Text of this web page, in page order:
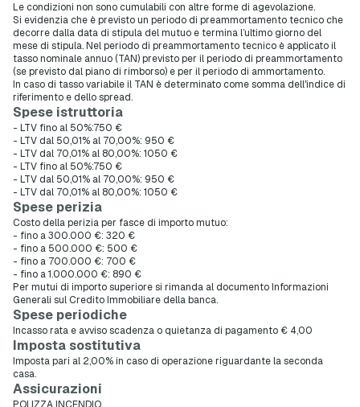
Le condizioni non sono cumulabili con altre forme di agevolazione.
Si evidenzia che è previsto un periodo di preammortamento tecnico che
decorre dalla data di stipula del mutuo e termina l’ultimo giorno del
mese di stipula. Nel periodo di preammortamento tecnico è applicato il
tasso nominale annuo (TAN) previsto per il periodo di preammortamento
(se previsto dal piano di rimborso) e per il periodo di ammortamento.
In caso di tasso variabile il TAN è determinato come somma dell'indice di
riferimento e dello spread.
Spese istruttoria
- LTV fino al 50%:750 €
- LTV dal 50,01% al 70,00%: 950 €
- LTV dal 70,01% al 80,00%: 1050 €
- LTV fino al 50%:750 €
- LTV dal 50,01% al 70,00%: 950 €
- LTV dal 70,01% al 80,00%: 1050 €
Spese perizia
Costo della perizia per fasce di importo mutuo:
- fino a 300.000 €: 320 €
- fino a 500.000 €: 500 €
- fino a 700.000 €: 700 €
- fino a 1.000.000 €: 890 €
Per mutui di importo superiore si rimanda al documento Informazioni
Generali sul Credito Immobiliare della banca.
Spese periodiche
Incasso rata e avviso scadenza o quietanza di pagamento € 4,00
Imposta sostitutiva
Imposta pari al 2,00% in caso di operazione riguardante la seconda
casa.
Assicurazioni